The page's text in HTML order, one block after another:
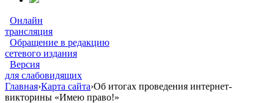
Онлайн
трансляция
Обращение в редакцию
сетевого издания
Версия
для слабовидящих
Главная›Карта сайта›Об итогах проведения интернет-
викторины «Имею право!»